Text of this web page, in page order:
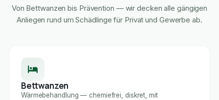
Von Bettwanzen bis Prävention — wir decken alle gängigen
Anliegen rund um Schädlinge für Privat und Gewerbe ab.
Bettwanzen
Wärmebehandlung — chemiefrei, diskret, mit